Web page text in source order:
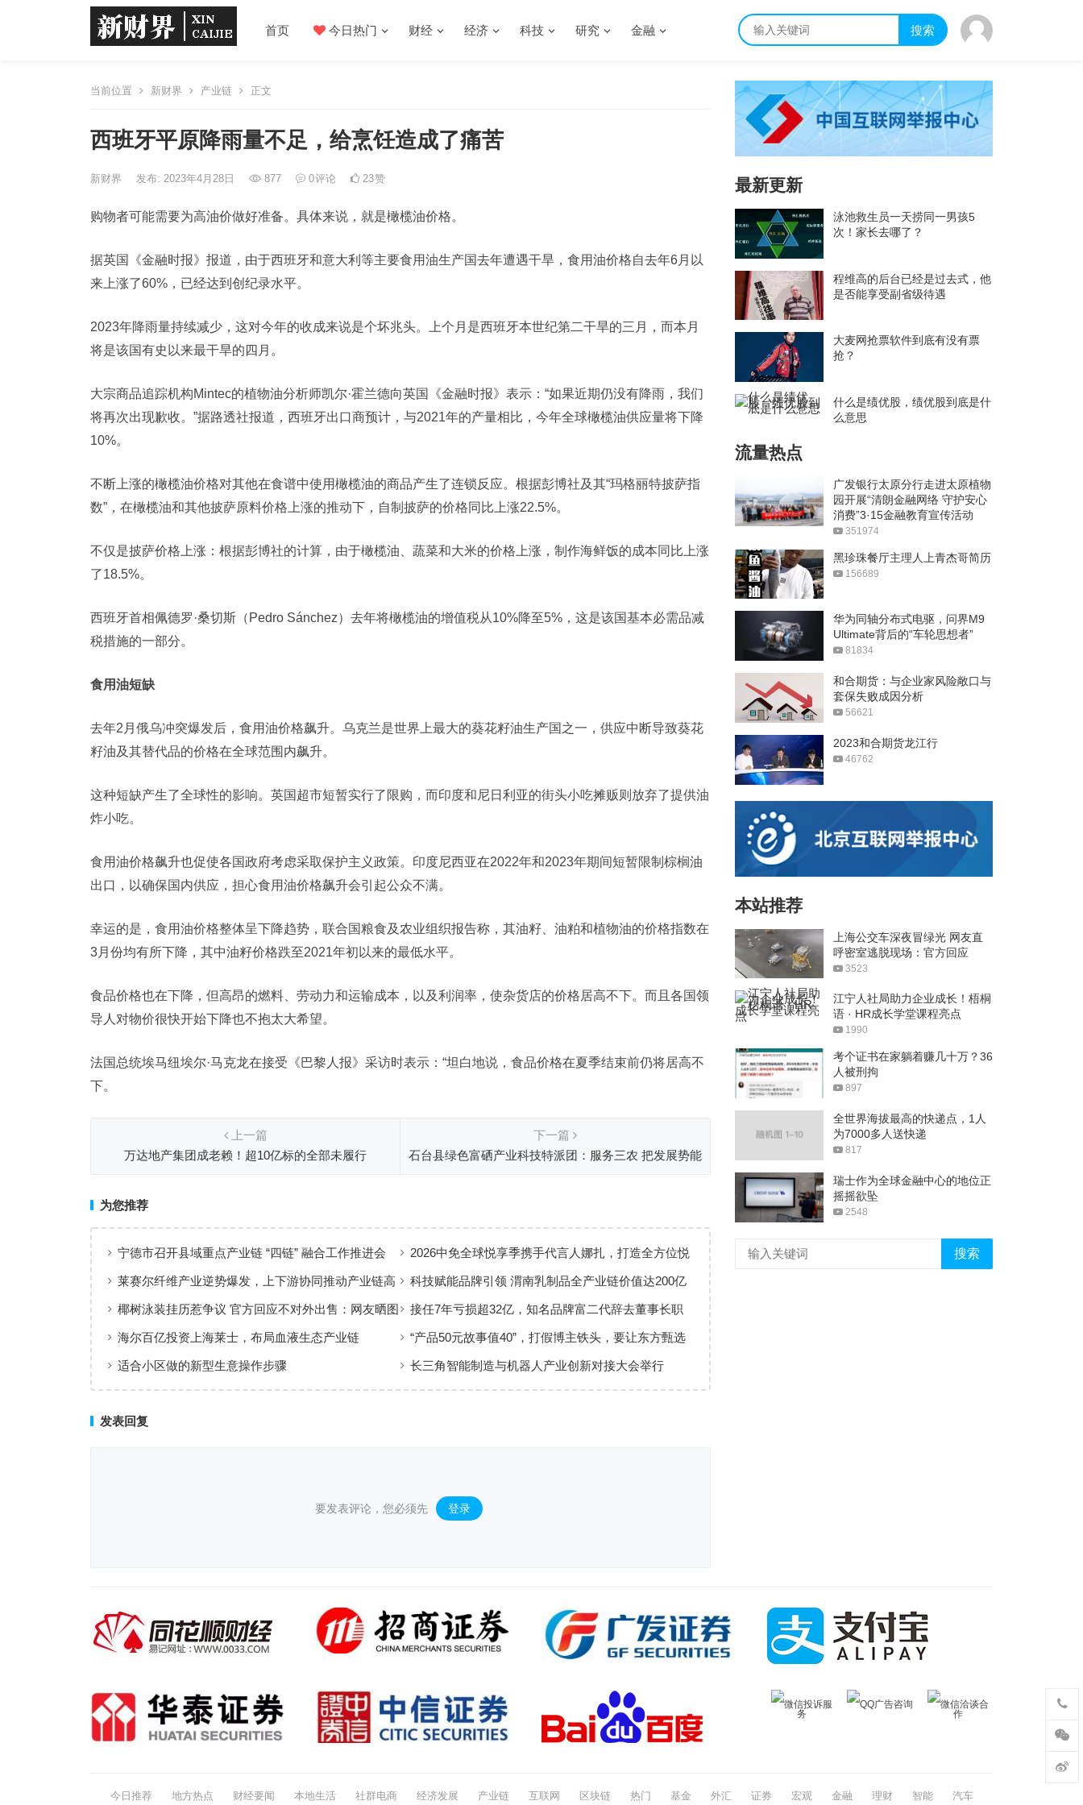
首页 今日热门 财经 经济 科技 研究 金融 搜索
当前位置 新财界 产业链 正文
西班牙平原降雨量不足，给烹饪造成了痛苦
新财界 发布: 2023年4月28日 877 0评论 23赞
购物者可能需要为高油价做好准备。具体来说，就是橄榄油价格。
据英国《金融时报》报道，由于西班牙和意大利等主要食用油生产国去年遭遇干旱，食用油价格自去年6月以
来上涨了60%，已经达到创纪录水平。
2023年降雨量持续减少，这对今年的收成来说是个坏兆头。上个月是西班牙本世纪第二干旱的三月，而本月
将是该国有史以来最干旱的四月。
大宗商品追踪机构Mintec的植物油分析师凯尔·霍兰德向英国《金融时报》表示：“如果近期仍没有降雨，我们
将再次出现歉收。”据路透社报道，西班牙出口商预计，与2021年的产量相比，今年全球橄榄油供应量将下降
10%。
不断上涨的橄榄油价格对其他在食谱中使用橄榄油的商品产生了连锁反应。根据彭博社及其“玛格丽特披萨指
数”，在橄榄油和其他披萨原料价格上涨的推动下，自制披萨的价格同比上涨22.5%。
不仅是披萨价格上涨：根据彭博社的计算，由于橄榄油、蔬菜和大米的价格上涨，制作海鲜饭的成本同比上涨
了18.5%。
西班牙首相佩德罗·桑切斯（Pedro Sánchez）去年将橄榄油的增值税从10%降至5%，这是该国基本必需品减
税措施的一部分。
食用油短缺
去年2月俄乌冲突爆发后，食用油价格飙升。乌克兰是世界上最大的葵花籽油生产国之一，供应中断导致葵花
籽油及其替代品的价格在全球范围内飙升。
这种短缺产生了全球性的影响。英国超市短暂实行了限购，而印度和尼日利亚的街头小吃摊贩则放弃了提供油
炸小吃。
食用油价格飙升也促使各国政府考虑采取保护主义政策。印度尼西亚在2022年和2023年期间短暂限制棕榈油
出口，以确保国内供应，担心食用油价格飙升会引起公众不满。
幸运的是，食用油价格整体呈下降趋势，联合国粮食及农业组织报告称，其油籽、油粕和植物油的价格指数在
3月份均有所下降，其中油籽价格跌至2021年初以来的最低水平。
食品价格也在下降，但高昂的燃料、劳动力和运输成本，以及利润率，使杂货店的价格居高不下。而且各国领
导人对物价很快开始下降也不抱太大希望。
法国总统埃马纽埃尔·马克龙在接受《巴黎人报》采访时表示：“坦白地说，食品价格在夏季结束前仍将居高不
下。
上一篇
万达地产集团成老赖！超10亿标的全部未履行
下一篇
石台县绿色富硒产业科技特派团：服务三农 把发展势能
为您推荐
宁德市召开县域重点产业链 “四链” 融合工作推进会
2026中免全球悦享季携手代言人娜扎，打造全方位悦
享风尚体验
莱赛尔纤维产业逆势爆发，上下游协同推动产业链高
质量发展
科技赋能品牌引领 渭南乳制品全产业链价值达200亿
元
椰树泳装挂历惹争议 官方回应不对外出售：网友晒图
这不很正常
接任7年亏损超32亿，知名品牌富二代辞去董事长职
务
海尔百亿投资上海莱士，布局血液生态产业链
“产品50元故事值40”，打假博主铁头，要让东方甄选
付出惨痛代价
适合小区做的新型生意操作步骤 长三角智能制造与机器人产业创新对接大会举行
发表回复
要发表评论，您必须先 登录 。
最新更新
泳池救生员一天捞同一男孩5
次！家长去哪了？
程维高的后台已经是过去式，他
是否能享受副省级待遇
大麦网抢票软件到底有没有票
抢？
什么是绩优股，绩优股到底是什
么意思
流量热点
广发银行太原分行走进太原植物
园开展“清朗金融网络 守护安心
消费”3·15金融教育宣传活动
351974
黑珍珠餐厅主理人上青杰哥简历
156689
华为同轴分布式电驱，问界M9
Ultimate背后的“车轮思想者”
81834
和合期货：与企业家风险敞口与
套保失败成因分析
56621
2023和合期货龙江行
46762
本站推荐
上海公交车深夜冒绿光 网友直
呼密室逃脱现场：官方回应
3523
江宁人社局助力企业成长！梧桐
语 · HR成长学堂课程亮点
1990
考个证书在家躺着赚几十万？36
人被刑拘
897
全世界海拔最高的快递点，1人
为7000多人送快递
817
瑞士作为全球金融中心的地位正
摇摇欲坠
2548
搜索
微信投诉服
务
QQ广告咨询
微信洽谈合
作
今日推荐 地方热点 财经要闻 本地生活 社群电商 经济发展 产业链 互联网 区块链 热门 基金 外汇 证券 宏观 金融 理财 智能 汽车